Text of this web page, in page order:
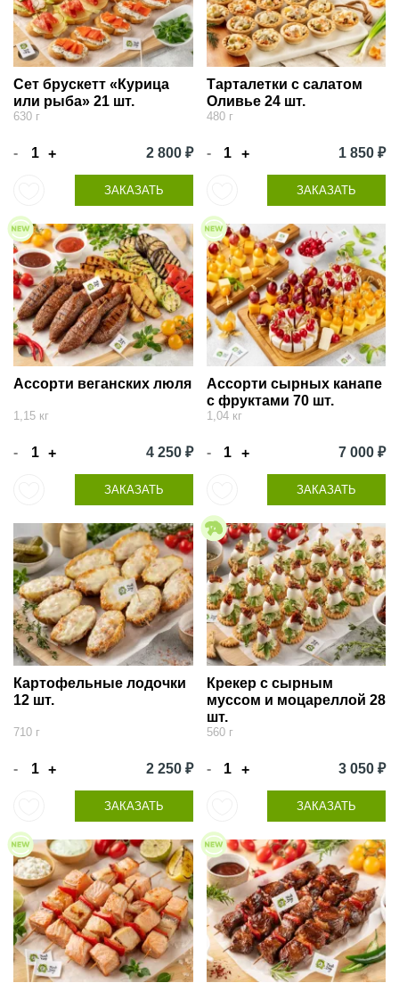
Сет брускетт «Курица
или рыба» 21 шт.
630 г
- + 2 800 ₽
ЗАКАЗАТЬ
Тарталетки с салатом
Оливье 24 шт.
480 г
- + 1 850 ₽
ЗАКАЗАТЬ
Ассорти веганских люля
1,15 кг
- + 4 250 ₽
ЗАКАЗАТЬ
Ассорти сырных канапе
с фруктами 70 шт.
1,04 кг
- + 7 000 ₽
ЗАКАЗАТЬ
Картофельные лодочки
12 шт.
710 г
- + 2 250 ₽
ЗАКАЗАТЬ
Крекер с сырным
муссом и моцареллой 28
шт.
560 г
- + 3 050 ₽
ЗАКАЗАТЬ